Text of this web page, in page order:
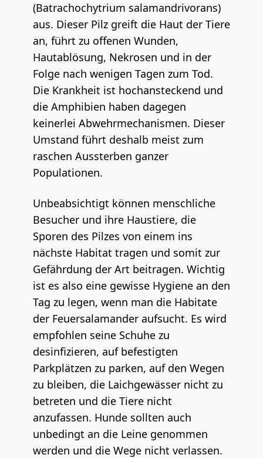
(Batrachochytrium salamandrivorans)
aus. Dieser Pilz greift die Haut der Tiere
an, führt zu offenen Wunden,
Hautablösung, Nekrosen und in der
Folge nach wenigen Tagen zum Tod.
Die Krankheit ist hochansteckend und
die Amphibien haben dagegen
keinerlei Abwehrmechanismen. Dieser
Umstand führt deshalb meist zum
raschen Aussterben ganzer
Populationen.
Unbeabsichtigt können menschliche
Besucher und ihre Haustiere, die
Sporen des Pilzes von einem ins
nächste Habitat tragen und somit zur
Gefährdung der Art beitragen. Wichtig
ist es also eine gewisse Hygiene an den
Tag zu legen, wenn man die Habitate
der Feuersalamander aufsucht. Es wird
empfohlen seine Schuhe zu
desinfizieren, auf befestigten
Parkplätzen zu parken, auf den Wegen
zu bleiben, die Laichgewässer nicht zu
betreten und die Tiere nicht
anzufassen. Hunde sollten auch
unbedingt an die Leine genommen
werden und die Wege nicht verlassen.